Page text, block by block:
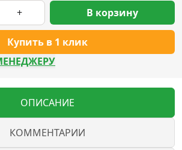
+
Купить в 1 клик
В корзину
ОПИСАНИЕ
КОММЕНТАРИИ